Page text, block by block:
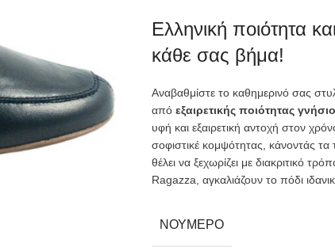
Ελληνική ποιότητα
κάθε σας βήμα!
Αναβαθμίστε το καθημερινό σας
από εξαιρετικής ποιότητας
υφή και εξαιρετική αντοχή στον
σοφιστικέ κομψότητας, κάνοντάς τα
θέλει να ξεχωρίζει με διακριτικό
Ragazza, αγκαλιάζουν το πόδι
ΝΟΎΜΕΡΟ